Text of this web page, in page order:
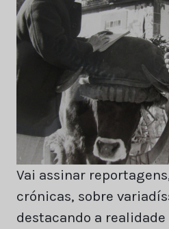
Vai assinar
crónicas, sobre
destacando a